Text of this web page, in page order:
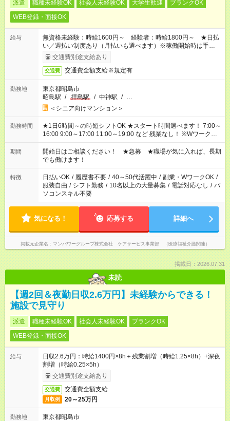
派遣 職種未経験OK 社会人未経験OK 大学生歓迎
ブランクOK
WEB登録・面接OK
給与
無資格未経験：時給1600円～ 経験者：時給1800円～ ★日払
い／週払い制度あり（月払いも選べます）※稼働開始時は手続き
完了次第のお支払いとなります。
交通費別途支給あり
交通費 交通費全額支給※規定有
勤務地
東京都昭島市
昭島駅 / 拝島駅 / 中神駅 / …
＜シニア向けマンション＞
勤務時間
★1日6時間～の時短シフトOK ★スタート時間選べます！ 7:00～
16:00 9:00～17:00 11:00～19:00 など 残業なし！ ※Wワークの
場合、他のお仕事と合わせ週40時間超の就業はご案内できませ
ん ※法令に基づき、週20時間以上勤務は社会保険への加入対象
となります ※労働者派遣法（日雇い派遣の原則禁止）により、
短時間・短期間の就業はご案内が難しい場合があります
期間
開始日はご相談ください！ ★急募 ★職場が気に入れば、長期
でも働けます！
特徴 日払いOK / 履歴書不要 / 40～50代活躍中 / 副業・WワークOK /
服装自由 / シフト勤務 / 10名以上の大量募集 / 電話対応なし / パ
ソコンスキル不要
気になる！ 応募する 詳細へ
掲載元企業名 マンパワーグループ株式会社 ケアサービス事業部 （医療福祉介護関連）
掲載日：2026.07.31
未読
【週2回＆夜勤日収2.6万円】未経験からできる！
施設で見守り
派遣 職種未経験OK 社会人未経験OK
ブランクOK
WEB登録・面接OK
給与
日収2.6万円：時給1400円×8h＋残業割増（時給1.25×8h）+深夜
割増（時給0.25×5h）
交通費別途支給あり
交通費 交通費全額支給
月収例 20～25万円
勤務地
東京都昭島市